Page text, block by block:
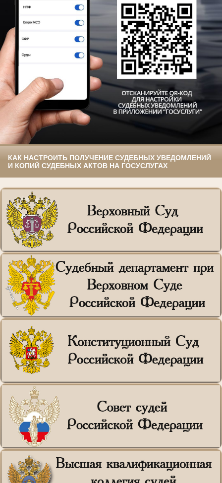
КАК НАСТРОИТЬ ПОЛУЧЕНИЕ СУДЕБНЫХ УВЕДОМЛЕНИЙ
И КОПИЙ СУДЕБНЫХ АКТОВ НА ГОСУСЛУГАХ